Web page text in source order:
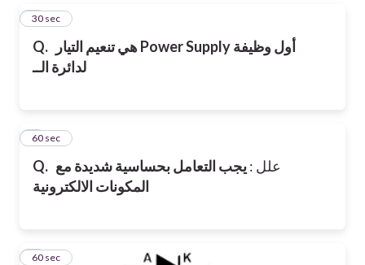
Q. هي تنعيم التيار Power Supply أول وظيفة
6
30 sec
Q. علل :يجب التعامل بحساسية شديدة مع
المكونات الالكترونية
760 sec
860 sec